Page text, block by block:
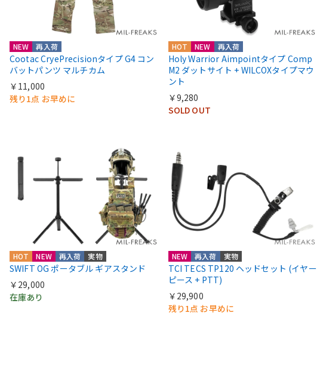
NEW 再入荷
Cootac CryePrecisionタイプ G4 コン
バットパンツ マルチカム
￥11,000
残り1点 お早めに
HOT NEW 再入荷
Holy Warrior Aimpointタイプ Comp
M2 ダットサイト + WILCOXタイプマウ
ント
￥9,280
SOLD OUT
HOT NEW 再入荷 実物
SWIFT OG ポータブル ギアスタンド
￥29,000
在庫あり
NEW 再入荷 実物
TCI TECS TP120 ヘッドセット (イヤー
ピース + PTT)
￥29,900
残り1点 お早めに